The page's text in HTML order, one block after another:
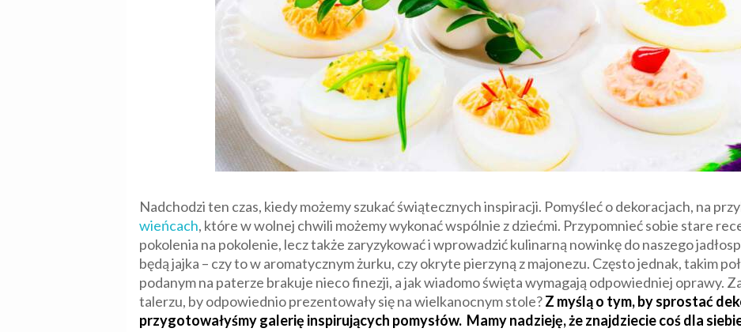
Nadchodzi ten czas, kiedy możemy szukać świątecznych inspiracji. Pomyśleć o dekoracjach, na
wieńcach, które w wolnej chwili możemy wykonać wspólnie z dziećmi. Przypomnieć sobie stare
pokolenia na pokolenie, lecz także zaryzykować i wprowadzić kulinarną nowinkę do naszego
będą jajka – czy to w aromatycznym żurku, czy okryte pierzyną z majonezu. Często jednak, takim
podanym na paterze brakuje nieco finezji, a jak wiadomo święta wymagają odpowiedniej oprawy.
talerzu, by odpowiednio prezentowały się na wielkanocnym stole?Z myślą o tym, by sprostać
przygotowałyśmy galerię inspirujących pomysłów. Mamy nadzieję, że znajdziecie coś dla